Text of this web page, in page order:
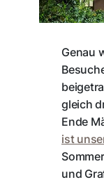
Genau
gleich
Ende
ist
und